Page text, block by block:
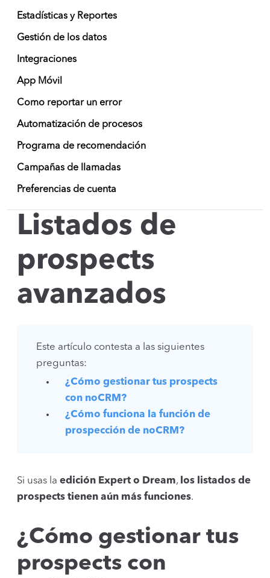
Estadísticas y Reportes
Gestión de los datos
Integraciones
App Móvil
Como reportar un error
Automatización de procesos
Programa de recomendación
Campañas de llamadas
Preferencias de cuenta
Listados de
prospects
avanzados
Este artículo contesta a las siguientes
preguntas:
¿Cómo gestionar tus prospects
con noCRM?
¿Cómo funciona la función de
prospección de noCRM?
Si usas la edición Expert o Dream, los listados de
prospects tienen aún más funciones.
¿Cómo gestionar tus
prospects con